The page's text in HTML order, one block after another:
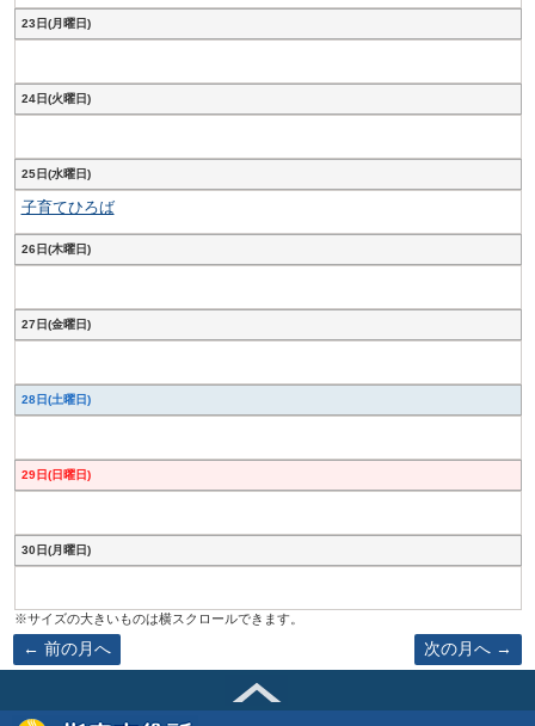
23日(月曜日)
24日(火曜日)
25日(水曜日)
子育てひろば
26日(木曜日)
27日(金曜日)
28日(土曜日)
29日(日曜日)
30日(月曜日)
前の月へ 次の月へ